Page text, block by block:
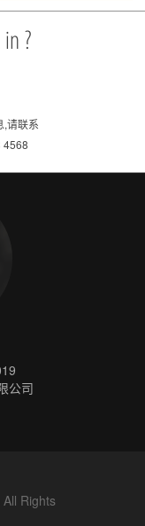
?
,请联系
4568
公司
Rights